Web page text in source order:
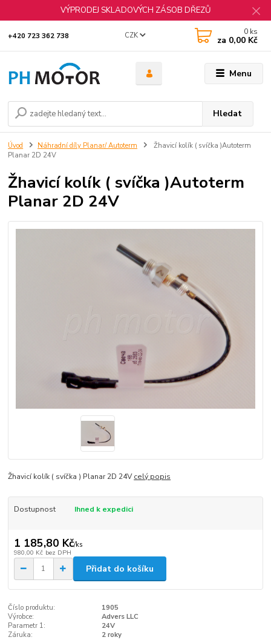
VÝPRODEJ SKLADOVÝCH ZÁSOB DŘEZŮ
Menu
CZK
Hledat
+420 723 362 738 0 ks
za 0,00 Kč
Úvod Náhradní díly Planar/ Autoterm
Žhavicí kolík ( svíčka )Autoterm
Planar 2D 24V
Žhavicí kolík ( svíčka )Autoterm
Planar 2D 24V
Žhavicí kolík ( svíčka ) Planar 2D 24Vcelý popis
Dostupnost Ihned k expedici
1 185,80 Kč/ks
980,00 Kč bez DPH
Přidat do košíku
Číslo produktu:
1905
Výrobce:
Advers LLC
Parametr 1:
24V
Záruka:
2 roky